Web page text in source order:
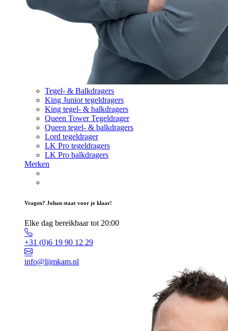
Tegel- & Balkdragers
King Junior tegeldragers
King tegel- & balkdragers
Queen Tower Tegeldrager
Queen tegel- & balkdragers
Lord tegeldrager
LK Pro tegeldragers
LK Pro balkdragers
Merken
Vragen? Johan staat voor je klaar!
Elke dag bereikbaar tot 20:00
+31 (0)6 19 90 12 29
info@lijmkam.nl